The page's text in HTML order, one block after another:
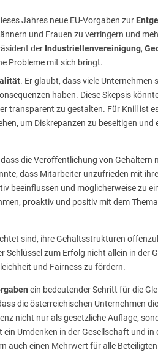
Jahres neue EU-Vorgaben zur
und Frauen zu verringern und
der Industriellenvereinigung,
Probleme mit sich bringt.
. Er glaubt, dass viele Unternehmen
haben. Diese Skepsis
transparent zu gestalten. Für Knill ist
um Diskrepanzen zu beseitigen und
die Veröffentlichung von Gehältern
dass Mitarbeiter unzufrieden mit
beeinflussen und möglicherweise zu
proaktiv und positiv mit dem
sind, ihre Gehaltsstrukturen
zum Erfolg nicht allein in der
und Fairness zu fördern.
ein bedeutender Schritt für die
die österreichischen Unternehmen
nicht nur als gesetzliche Auflage,
Umdenken in der Gesellschaft und in
auch einen Mehrwert für alle